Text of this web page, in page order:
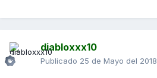
diabloxxx10
Publicado 25 de Mayo del 2018